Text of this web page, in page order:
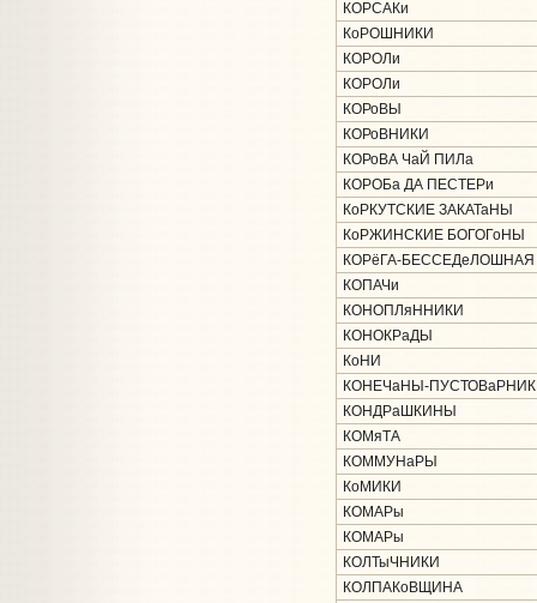
КОРСАКи
КоРОШНИКИ
КОРОЛи
КОРОЛи
КОРоВЫ
КОРоВНИКИ
КОРоВА ЧаЙ ПИЛа
КОРОБа ДА ПЕСТЕРи
КоРКУТСКИЕ ЗАКАТаНЫ
КоРЖИНСКИЕ БОГОГоНЫ
КОРёГА-БЕССЕДеЛОШНАЯ
КОПАЧи
КОНОПЛяННИКИ
КОНОКРаДЫ
КоНИ
КОНЕЧаНЫ-
КОНДРаШКИНЫ
КОМяТА
КОММУНаРЫ
КоМИКИ
КОМАРы
КОМАРы
КОЛТыЧНИКИ
КОЛПАКоВЩИНА